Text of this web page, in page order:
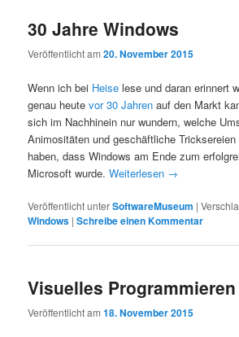
30 Jahre Windows
Veröffentlicht am20. November 2015
Wenn ich bei Heise lese und daran erinnert
genau heutevor 30 Jahren auf den Markt
sich im Nachhinein nur wundern, welche
Animositäten und geschäftliche
haben, dass Windows am Ende zum
Microsoft wurde.Weiterlesen →
Veröffentlicht unterSoftwareMuseum |
Windows |Schreibe einen Kommentar
Visuelles Programmieren
Veröffentlicht am18. November 2015